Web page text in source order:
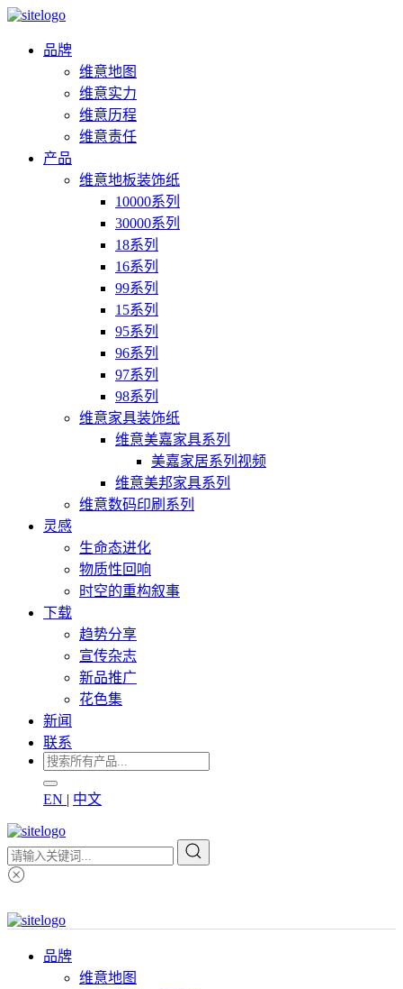
品牌
维意地图
维意实力
维意历程
维意责任
产品
维意地板装饰纸
10000系列
30000系列
18系列
16系列
99系列
15系列
95系列
96系列
97系列
98系列
维意家具装饰纸
维意美嘉家具系列
美嘉家居系列视频
维意美邦家具系列
维意数码印刷系列
灵感
生命态进化
物质性回响
时空的重构叙事
下载
趋势分享
宣传杂志
新品推广
花色集
新闻
联系
EN | 中文
品牌
维意地图